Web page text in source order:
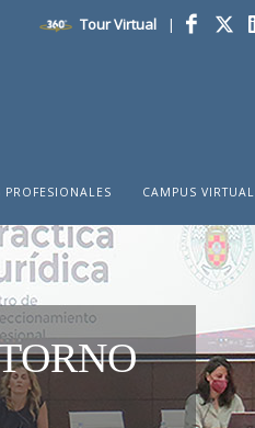
Tour Virtual |
PROFESIONALES CAMPUS VIRTUAL